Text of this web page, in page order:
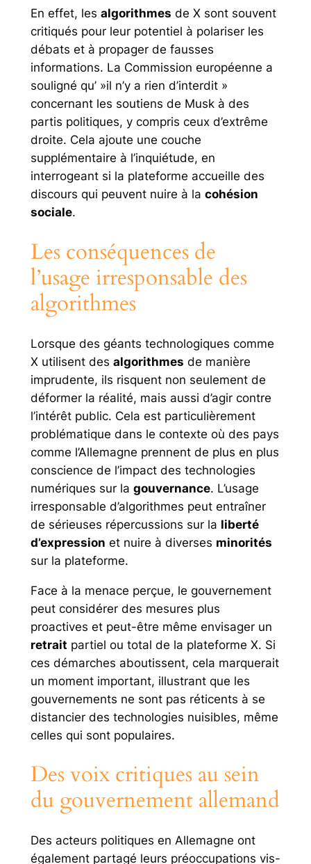
En effet, les algorithmes de X sont souvent
critiqués pour leur potentiel à polariser les
débats et à propager de fausses
informations. La Commission européenne a
souligné qu’ »il n’y a rien d’interdit »
concernant les soutiens de Musk à des
partis politiques, y compris ceux d’extrême
droite. Cela ajoute une couche
supplémentaire à l’inquiétude, en
interrogeant si la plateforme accueille des
discours qui peuvent nuire à la cohésion
sociale.
Les conséquences de
l’usage irresponsable des
algorithmes
Lorsque des géants technologiques comme
X utilisent des algorithmes de manière
imprudente, ils risquent non seulement de
déformer la réalité, mais aussi d’agir contre
l’intérêt public. Cela est particulièrement
problématique dans le contexte où des pays
comme l’Allemagne prennent de plus en plus
conscience de l’impact des technologies
numériques sur la gouvernance. L’usage
irresponsable d’algorithmes peut entraîner
de sérieuses répercussions sur la liberté
d’expression et nuire à diverses minorités
sur la plateforme.
Face à la menace perçue, le gouvernement
peut considérer des mesures plus
proactives et peut-être même envisager un
retrait partiel ou total de la plateforme X. Si
ces démarches aboutissent, cela marquerait
un moment important, illustrant que les
gouvernements ne sont pas réticents à se
distancier des technologies nuisibles, même
celles qui sont populaires.
Des voix critiques au sein
du gouvernement allemand
Des acteurs politiques en Allemagne ont
également partagé leurs préoccupations vis-